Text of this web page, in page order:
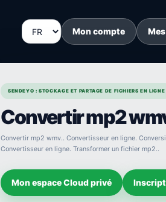
Mon compte
SENDEYO : STOCKAGE ET PARTAGE DE FICHIERS EN LIGNE
Convertir mp2
Convertir mp2 wmv.. Convertisseur en ligne.
Convertisseur en ligne. Transformer un fichier mp2..
Mon espace Cloud privé